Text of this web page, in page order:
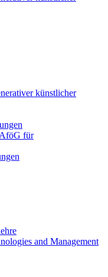
künstlicher
für
and Management